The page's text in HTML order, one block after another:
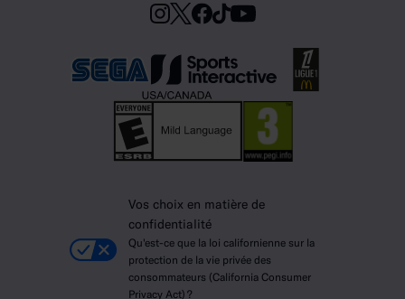
Vos choix en matière de
confidentialité
Qu'est-ce que la loi californienne sur la
protection de la vie privée des
consommateurs (California Consumer
Privacy Act) ?